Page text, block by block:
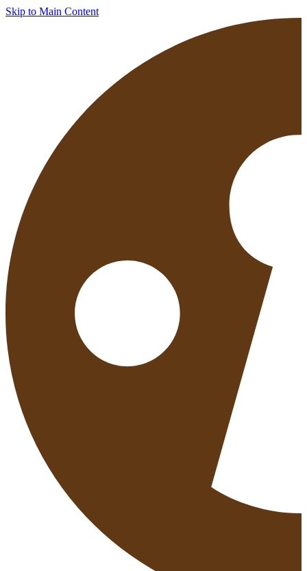
Skip to Main Content